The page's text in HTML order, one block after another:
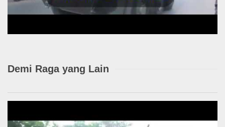
Demi Raga yang Lain